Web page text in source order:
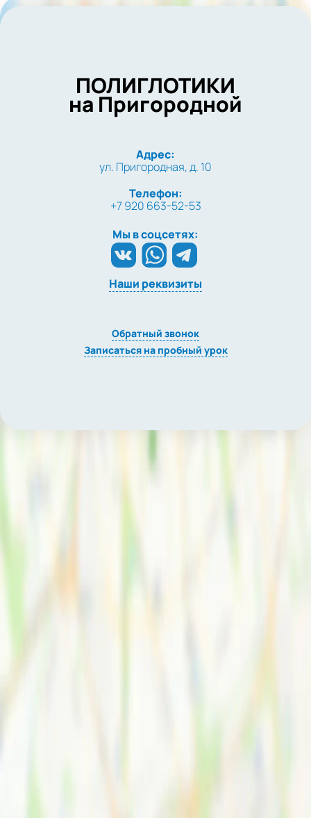
ПОЛИГЛОТИКИ
на Пригородной
Адрес:
ул. Пригородная, д. 10
Телефон:
+7 920 663-52-53
Мы в соцсетях:
Наши реквизиты
Обратный звонок
Записаться на пробный урок